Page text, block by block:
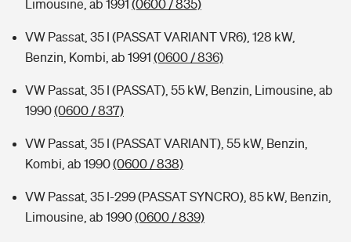
Limousine, ab 1991 (0600 / 835)
VW Passat, 35 I (PASSAT VARIANT VR6), 128 kW,
Benzin, Kombi, ab 1991 (0600 / 836)
VW Passat, 35 I (PASSAT), 55 kW, Benzin, Limousine, ab
1990(0600 / 837)
VW Passat, 35 I (PASSAT VARIANT), 55 kW, Benzin,
Kombi, ab 1990(0600 / 838)
VW Passat, 35 I-299 (PASSAT SYNCRO), 85 kW, Benzin,
Limousine, ab 1990(0600 / 839)